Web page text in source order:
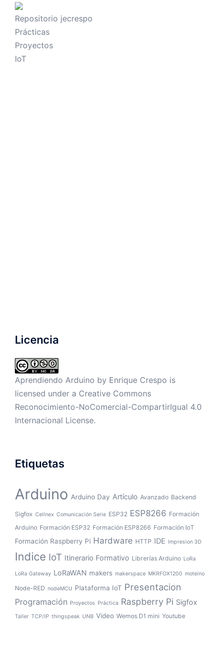
Repositorio jecrespo
Prácticas
Proyectos
IoT
Licencia
Aprendiendo Arduino by Enrique Crespo is
licensed under a Creative Commons
Reconocimiento-NoComercial-CompartirIgual 4.0
Internacional License.
Etiquetas
Arduino Arduino Day Artículo Avanzado Backend
Sigfox Cellnex Comunicación Serie ESP32 ESP8266 Formación
Arduino Formación ESP32 Formación ESP8266 Formación IoT
Formación Raspberry Pi Hardware HTTP IDE Impresion 3D
Indice IoT Itinerario Formativo Librerías Arduino LoRa
LoRa Gateway LoRaWAN makers makerspace MKRFOX1200 moteino
Node-RED nodeMCU Plataforma IoT Presentacion
Programación Proyectos Práctica Raspberry Pi Sigfox
Taller TCP/IP thingspeak UNB Video Wemos D1 mini Youtube